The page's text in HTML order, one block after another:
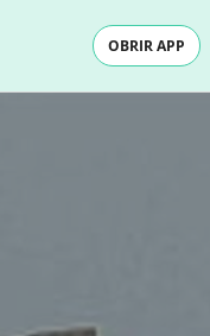
OBRIR APP